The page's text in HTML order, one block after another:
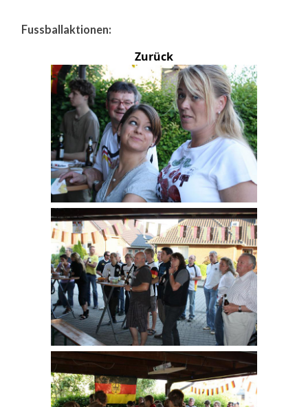
Fussballaktionen:
Zurück